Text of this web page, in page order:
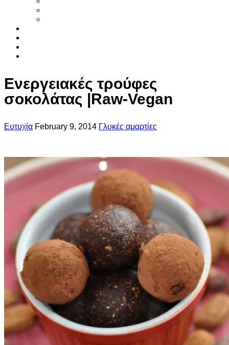
Ενεργειακές τρούφες
σοκολάτας |Raw-Vegan
Ευτυχία February 9, 2014 Γλυκές αμαρτίες